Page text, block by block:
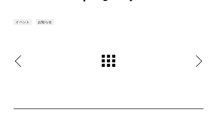
イベント お知らせ